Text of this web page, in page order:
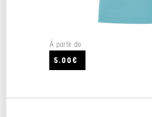
À partir de
5.00€